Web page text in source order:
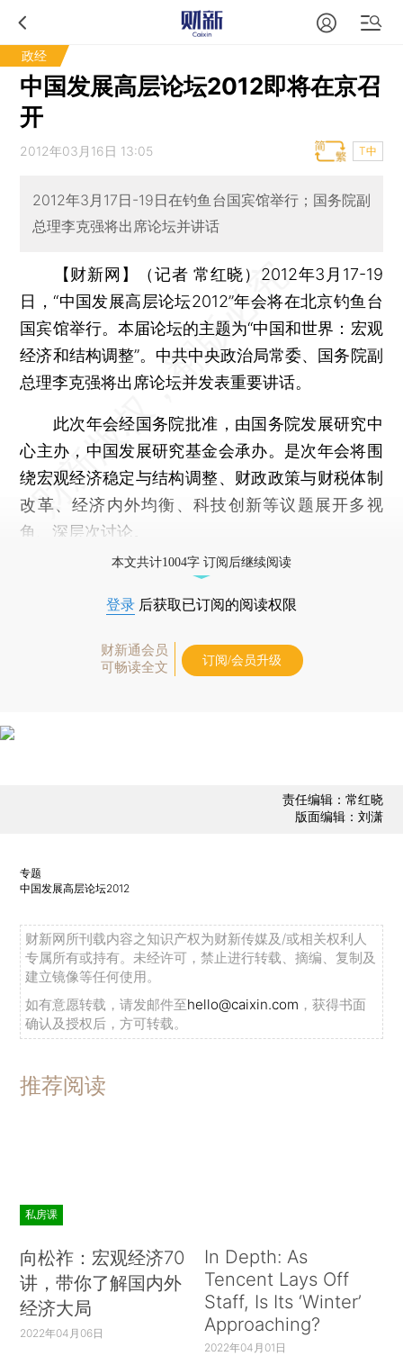
政经
中国发展高层论坛2012即将在京召
开
2012年03月16日 13:05 T中
2012年3月17日-19日在钓鱼台国宾馆举行；国务院副
总理李克强将出席论坛并讲话
【财新网】（记者 常红晓） 2012年3月17-19
日，“中国发展高层论坛2012”年会将在北京钓鱼台
国宾馆举行。本届论坛的主题为“中国和世界：宏观
经济和结构调整”。中共中央政治局常委、国务院副
总理李克强将出席论坛并发表重要讲话。
此次年会经国务院批准，由国务院发展研究中
心主办，中国发展研究基金会承办。是次年会将围
绕宏观经济稳定与结构调整、财政政策与财税体制
改革、经济内外均衡、科技创新等议题展开多视
角、深层次讨论。
本文共计1004字 订阅后继续阅读
登录 后获取已订阅的阅读权限
财新通会员
可畅读全文
订阅/会员升级
责任编辑：常红晓
版面编辑：刘潇
专题
中国发展高层论坛2012
财新网所刊载内容之知识产权为财新传媒及/或相关权利人
专属所有或持有。未经许可，禁止进行转载、摘编、复制及
建立镜像等任何使用。
如有意愿转载，请发邮件至hello@caixin.com ，获得书面
确认及授权后，方可转载。
推荐阅读
私房课
向松祚：宏观经济70
讲，带你了解国内外
经济大局
2022年04月06日
In Depth: As
Tencent Lays Off
Staff, Is Its ‘Winter’
Approaching?
2022年04月01日